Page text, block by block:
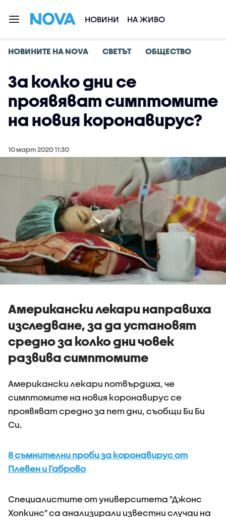
НОВИНИ НА ЖИВО
НОВИНИТЕ НА NOVA СВЕТЪТ ОБЩЕСТВО
За колко дни се
проявяват симптомите
на новия коронавирус?
10 март 2020 11:30
Американски лекари направиха
изследване, за да установят
средно за колко дни човек
развива симптомите
Американски лекари потвърдиха, че
симптомите на новия коронавирус се
проявяват средно за пет дни, съобщи Би Би
Си.
8 съмнителни проби за коронавирус от
Плевен и Габрово
Специалистите от университета "Джонс
Хопкинс" са анализирали известни случаи на